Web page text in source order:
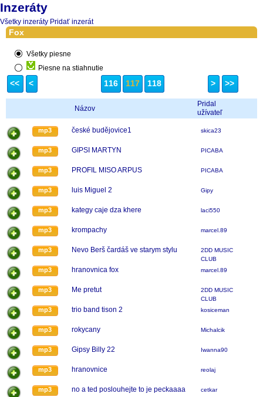
Inzeráty
Všetky inzeráty Pridať inzerát
Fox
Všetky piesne
Piesne na stiahnutie
<< < 116 117 118 > >>
Názov
Pridal
užívateľ
mp3 české budějovice1 skica23
mp3 GIPSI MARTYN PICABA
mp3 PROFIL MISO ARPUS PICABA
mp3 luis Miguel 2 Gipy
mp3 kategy caje dza khere laci550
mp3 krompachy marcel.89
mp3 Nevo Berš čardáš ve starym stylu
2DD MUSIC
CLUB
mp3 hranovnica fox marcel.89
mp3 Me pretut
2DD MUSIC
CLUB
mp3 trio band tison 2 kosiceman
mp3 rokycany Michalcik
mp3 Gipsy Billy 22 Iwanna90
mp3 hranovnice reolaj
mp3 no a ted poslouhejte to je peckaaaa cetkar